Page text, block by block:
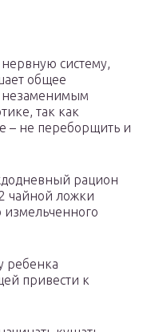
систему,
общее
незаменимым
так как
– не переборщить и
рацион
чайной ложки
измельченного
ребенка
привести к